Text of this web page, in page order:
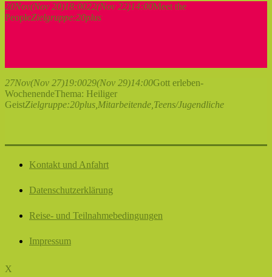
20Nov(Nov 20)18:0022(Nov 22)14:00Meet the
PeopleZielgruppe:20plus
27Nov(Nov 27)19:0029(Nov 29)14:00Gott erleben-
WochenendeThema: Heiliger
GeistZielgruppe:20plus, Mitarbeitende, Teens/Jugendliche
Kontakt und Anfahrt
Datenschutzerklärung
Reise- und Teilnahmebedingungen
Impressum
X